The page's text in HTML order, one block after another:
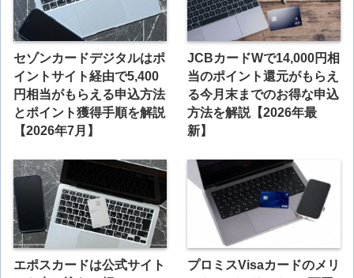
セゾンカードデジタルはポ
イントサイト経由で5,400
円相当がもらえる申込方法
とポイント獲得手順を解説
【2026年7月】
JCBカードWで14,000円相
当のポイント還元がもらえ
る今月末までのお得な申込
方法を解説【2026年最
新】
エポスカードは公式サイト
プロミスVisaカードのメリ